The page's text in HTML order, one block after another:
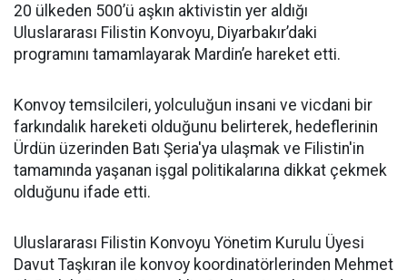
20 ülkeden 500’ü aşkın aktivistin yer aldığı
Uluslararası Filistin Konvoyu, Diyarbakır’daki
programını tamamlayarak Mardin’e hareket etti.
Konvoy temsilcileri, yolculuğun insani ve vicdani bir
farkındalık hareketi olduğunu belirterek, hedeflerinin
Ürdün üzerinden Batı Şeria'ya ulaşmak ve Filistin'in
tamamında yaşanan işgal politikalarına dikkat çekmek
olduğunu ifade etti.
Uluslararası Filistin Konvoyu Yönetim Kurulu Üyesi
Davut Taşkıran ile konvoy koordinatörlerinden Mehmet